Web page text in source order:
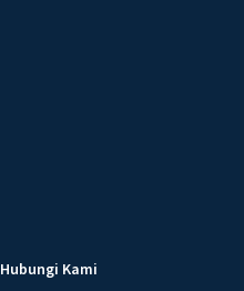
Hubungi Kami